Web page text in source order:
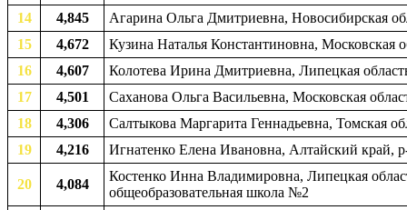
14
4,845
Агарина Ольга Дмитриевна, Новосибирская
15
4,672
Кузина Наталья Константиновна, Московская
16
4,607
Колотева Ирина Дмитриевна, Липецкая
17
4,501
Саханова Ольга Васильевна, Московская
18
4,306
Салтыкова Маргарита Геннадьевна, Томская
19
4,216 Игнатенко Елена Ивановна, Алтайский край,
20 4,084
Костенко Инна Владимировна, Липецкая
общеобразовательная школа №2